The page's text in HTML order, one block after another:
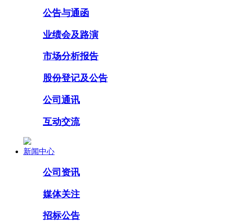
公告与通函
业绩会及路演
市场分析报告
股份登记及公告
公司通讯
互动交流
新闻中心
公司资讯
媒体关注
招标公告